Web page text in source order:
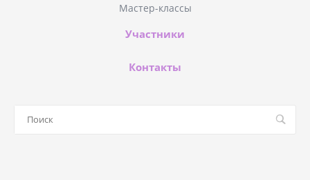
Мастер-классы
Участники
Контакты